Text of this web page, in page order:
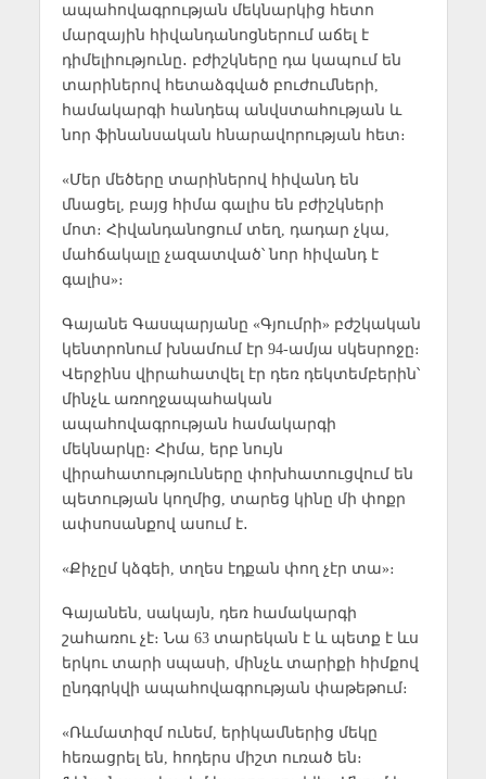
ապահովագրության մեկնարկից հետո
մարզային հիվանդանոցներում աճել է
դիմելիությունը․ բժիշկները դա կապում են
տարիներով հետաձգված բուժումների,
համակարգի հանդեպ անվստահության և
նոր ֆինանսական հնարավորության հետ։
«Մեր մեծերը տարիներով հիվանդ են
մնացել, բայց հիմա գալիս են բժիշկների
մոտ։ Հիվանդանոցում տեղ, դադար չկա,
մահճակալը չազատված՝ նոր հիվանդ է
գալիս»։
Գայանե Գասպարյանը «Գյումրի» բժշկական
կենտրոնում խնամում էր 94-ամյա սկեսրոջը։
Վերջինս վիրահատվել էր դեռ դեկտեմբերին՝
մինչև առողջապահական
ապահովագրության համակարգի
մեկնարկը։ Հիմա, երբ նույն
վիրահատությունները փոխհատուցվում են
պետության կողմից, տարեց կինը մի փոքր
ափսոսանքով ասում է․
«Քիչըմ կձգեի, տղես էդքան փող չէր տա»։
Գայանեն, սակայն, դեռ համակարգի
շահառու չէ։ Նա 63 տարեկան է և պետք է ևս
երկու տարի սպասի, մինչև տարիքի հիմքով
ընդգրկվի ապահովագրության փաթեթում։
«Ռևմատիզմ ունեմ, երիկամներից մեկը
հեռացրել են, հոդերս միշտ ուռած են։